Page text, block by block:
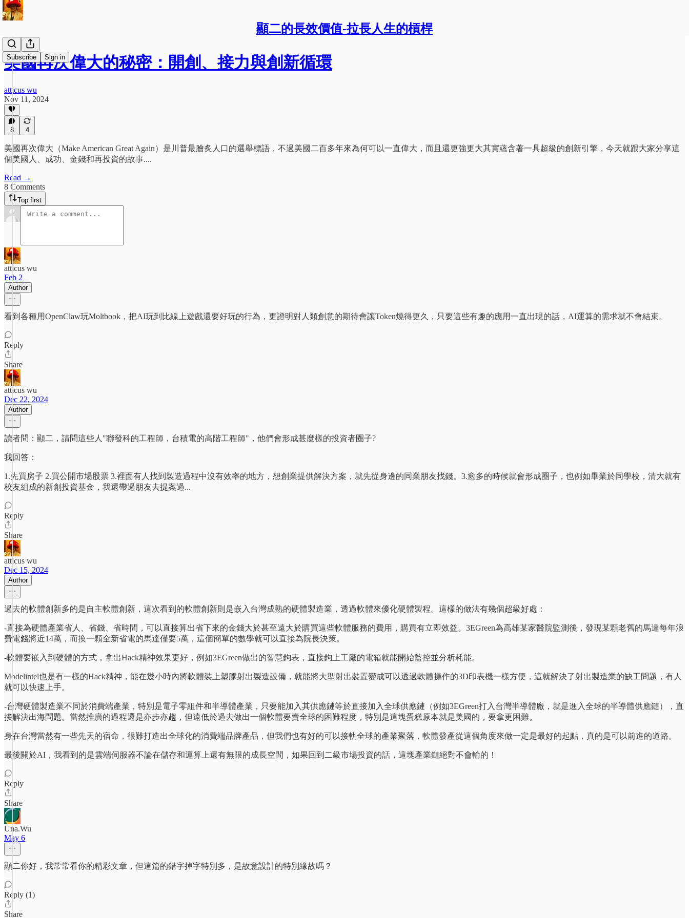
顯二的長效價值-拉長人生的槓桿
Subscribe Sign in
美國再次偉大的秘密：開創、接力與創新循環
atticus wu
Nov 11, 2024
8 4
美國再次偉大（Make American Great Again）是川普最膾炙人口的選舉標語，不過美國二百多年來為何可以一直偉大，而且還更強更大其實蘊含著一具超級的創新引擎，今天就跟大家分享這
個美國人、成功、金錢和再投資的故事....
Read →
8 Comments
Top first
atticus wu
Feb 2
Author
看到各種用OpenClaw玩Moltbook，把AI玩到比線上遊戲還要好玩的行為，更證明對人類創意的期待會讓Token燒得更久，只要這些有趣的應用一直出現的話，AI運算的需求就不會結束。
Reply
Share
atticus wu
Dec 22, 2024
Author
讀者問：顯二，請問這些人"聯發科的工程師，台積電的高階工程師"，他們會形成甚麼樣的投資者圈子?
我回答：
1.先買房子 2.買公開市場股票 3.裡面有人找到製造過程中沒有效率的地方，想創業提供解決方案，就先從身邊的同業朋友找錢。3.愈多的時候就會形成圈子，也例如畢業於同學校，清大就有
校友組成的新創投資基金，我還帶過朋友去提案過...
Reply
Share
atticus wu
Dec 15, 2024
Author
過去的軟體創新多的是自主軟體創新，這次看到的軟體創新則是嵌入台灣成熟的硬體製造業，透過軟體來優化硬體製程。這樣的做法有幾個超級好處：
-直接為硬體產業省人、省錢、省時間，可以直接算出省下來的金錢大於甚至遠大於購買這些軟體服務的費用，購買有立即效益。3EGreen為高雄某家醫院監測後，發現某顆老舊的馬達每年浪
費電錢將近14萬，而換一顆全新省電的馬達僅要5萬，這個簡單的數學就可以直接為院長決策。
-軟體要嵌入到硬體的方式，拿出Hack精神效果更好，例如3EGreen做出的智慧鉤表，直接鉤上工廠的電箱就能開始監控並分析耗能。
Modelintel也是有一樣的Hack精神，能在幾小時內將軟體裝上塑膠射出製造設備，就能將大型射出裝置變成可以透過軟體操作的3D印表機一樣方便，這就解決了射出製造業的缺工問題，有人
就可以快速上手。
-台灣硬體製造業不同於消費端產業，特別是電子零組件和半導體產業，只要能加入其供應鏈等於直接加入全球供應鏈（例如3EGreen打入台灣半導體廠，就是進入全球的半導體供應鏈），直
接解決出海問題。當然推廣的過程還是亦步亦趨，但遠低於過去做出一個軟體要賣全球的困難程度，特別是這塊蛋糕原本就是美國的，要拿更困難。
身在台灣當然有一些先天的宿命，很難打造出全球化的消費端品牌產品，但我們也有好的可以接軌全球的產業聚落，軟體發產從這個角度來做一定是最好的起點，真的是可以前進的道路。
最後關於AI，我看到的是雲端伺服器不論在儲存和運算上還有無限的成長空間，如果回到二級市場投資的話，這塊產業鏈絕對不會輸的！
Reply
Share
Una.Wu
May 6
顯二你好，我常常看你的精彩文章，但這篇的錯字掉字特別多，是故意設計的特別緣故嗎？
Reply (1)
Share